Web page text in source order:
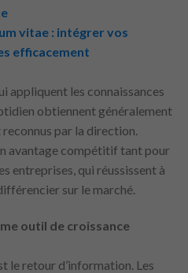
vitae : intégrer vos
efficacement
appliquent les connaissances
obtiennent généralement
par la direction.
avantage compétitif tant pour
entreprises, qui réussissent à
sur le marché.
outil de croissance
le retour d’information. Les